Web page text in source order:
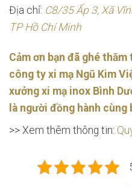
Địa chỉ: C8/35 Ấp 3, Xã
TP Hồ Chí Minh
Cảm ơn bạn đã ghé
công ty xi mạ Ngũ Kim
xưởng xi mạ inox Bình
là người đồng hành
>> Xem thêm thông tin: